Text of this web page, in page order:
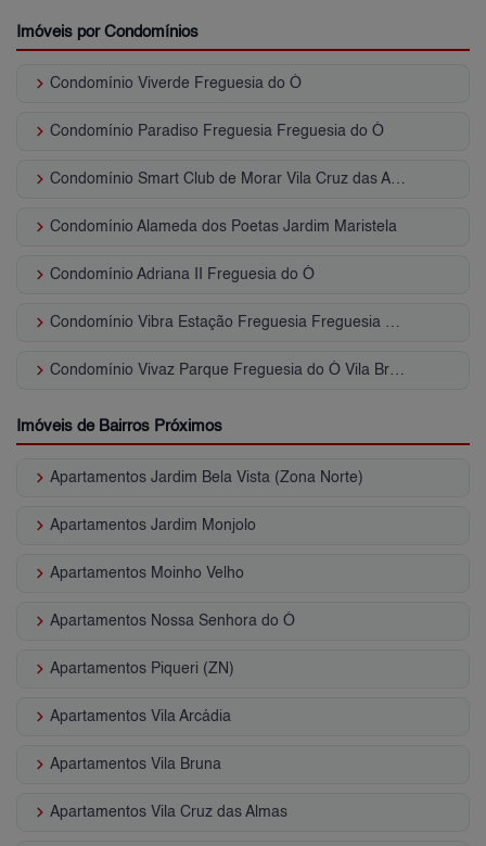
Imóveis por Condomínios
keyboard_arrow_right Condomínio Viverde Freguesia do Ó
keyboard_arrow_right Condomínio Paradiso Freguesia Freguesia do Ó
keyboard_arrow_right Condomínio Smart Club de Morar Vila Cruz das Almas
keyboard_arrow_right Condomínio Alameda dos Poetas Jardim Maristela
keyboard_arrow_right Condomínio Adriana II Freguesia do Ó
keyboard_arrow_right Condomínio Vibra Estação Freguesia Freguesia do Ó
keyboard_arrow_right Condomínio Vivaz Parque Freguesia do Ó Vila Bruna
Imóveis de Bairros Próximos
keyboard_arrow_right Apartamentos Jardim Bela Vista (Zona Norte)
keyboard_arrow_right Apartamentos Jardim Monjolo
keyboard_arrow_right Apartamentos Moinho Velho
keyboard_arrow_right Apartamentos Nossa Senhora do Ó
keyboard_arrow_right Apartamentos Piqueri (ZN)
keyboard_arrow_right Apartamentos Vila Arcádia
keyboard_arrow_right Apartamentos Vila Bruna
keyboard_arrow_right Apartamentos Vila Cruz das Almas